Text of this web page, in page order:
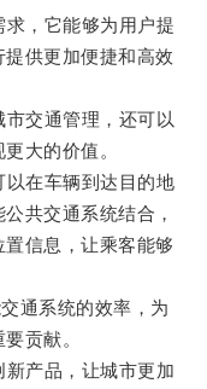
，它能够为用户提
供更加便捷和高效
交通管理，还可以
大的价值。
在车辆到达目的地
共交通系统结合，
信息，让乘客能够
通系统的效率，为
贡献。
产品，让城市更加